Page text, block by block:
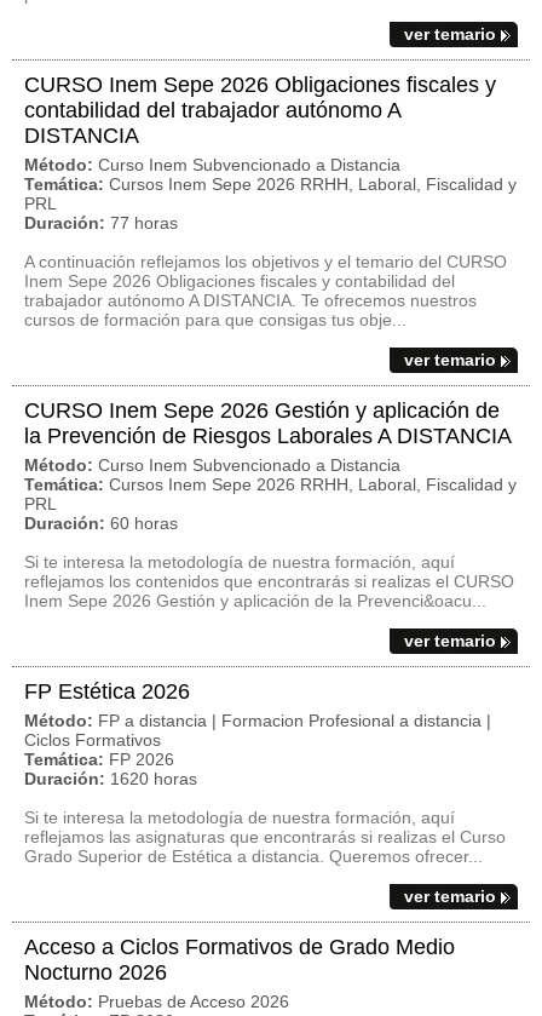
ver temario
CURSO Inem Sepe 2026 Obligaciones fiscales y
contabilidad del trabajador autónomo A
DISTANCIA
Método: Curso Inem Subvencionado a Distancia
Temática: Cursos Inem Sepe 2026 RRHH, Laboral, Fiscalidad y
PRL
Duración: 77 horas
A continuación reflejamos los objetivos y el temario del CURSO
Inem Sepe 2026 Obligaciones fiscales y contabilidad del
trabajador autónomo A DISTANCIA. Te ofrecemos nuestros
cursos de formación para que consigas tus obje...
ver temario
CURSO Inem Sepe 2026 Gestión y aplicación de
la Prevención de Riesgos Laborales A DISTANCIA
Método: Curso Inem Subvencionado a Distancia
Temática: Cursos Inem Sepe 2026 RRHH, Laboral, Fiscalidad y
PRL
Duración: 60 horas
Si te interesa la metodología de nuestra formación, aquí
reflejamos los contenidos que encontrarás si realizas el CURSO
Inem Sepe 2026 Gestión y aplicación de la Prevenci&oacu...
ver temario
FP Estética 2026
Método: FP a distancia | Formacion Profesional a distancia |
Ciclos Formativos
Temática: FP 2026
Duración: 1620 horas
Si te interesa la metodología de nuestra formación, aquí
reflejamos las asignaturas que encontrarás si realizas el Curso
Grado Superior de Estética a distancia. Queremos ofrecer...
ver temario
Acceso a Ciclos Formativos de Grado Medio
Nocturno 2026
Método: Pruebas de Acceso 2026